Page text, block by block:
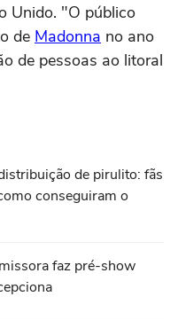
Unido. "O público
de Madonna no ano
de pessoas ao litoral
de pirulito: fãs
conseguiram o
faz pré-show